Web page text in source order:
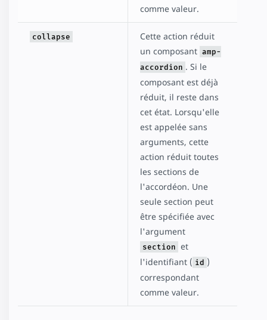
comme valeur.
collapse
Cette action réduit
un composant amp-
accordion . Si le
composant est déjà
réduit, il reste dans
cet état. Lorsqu'elle
est appelée sans
arguments, cette
action réduit toutes
les sections de
l'accordéon. Une
seule section peut
être spécifiée avec
l'argument
section et
l'identifiant ( id )
correspondant
comme valeur.